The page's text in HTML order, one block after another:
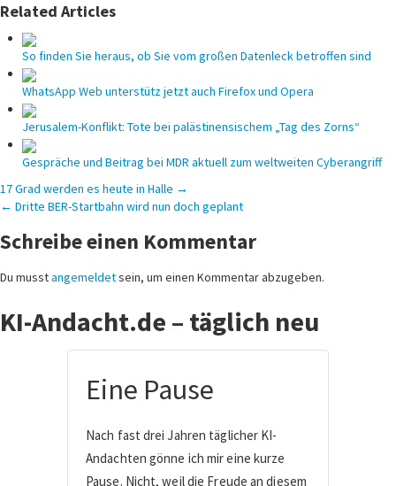
Related Articles
So finden Sie heraus, ob Sie vom großen Datenleck betroffen sind
WhatsApp Web unterstütz jetzt auch Firefox und Opera
Jerusalem-Konflikt: Tote bei palästinensischem „Tag des Zorns“
Gespräche und Beitrag bei MDR aktuell zum weltweiten Cyberangriff
Beitragsnavigation
17 Grad werden es heute in Halle →
← Dritte BER-Startbahn wird nun doch geplant
Schreibe einen Kommentar
Du musstangemeldetsein, um einen Kommentar abzugeben.
KI-Andacht.de – täglich neu